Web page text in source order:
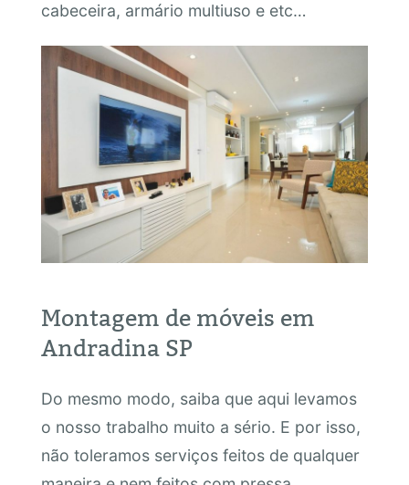
cabeceira, armário multiuso e etc…
Montagem de móveis em
Andradina SP
Do mesmo modo, saiba que aqui levamos
o nosso trabalho muito a sério. E por isso,
não toleramos serviços feitos de qualquer